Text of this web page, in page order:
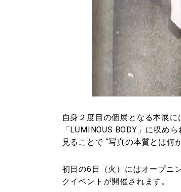
自身２度目の個展となる本展
「LUMINOUS BODY」に収め
見ることで “写真の本質とは何
初日の6日（火）にはオープニ
クイベントが開催されます。